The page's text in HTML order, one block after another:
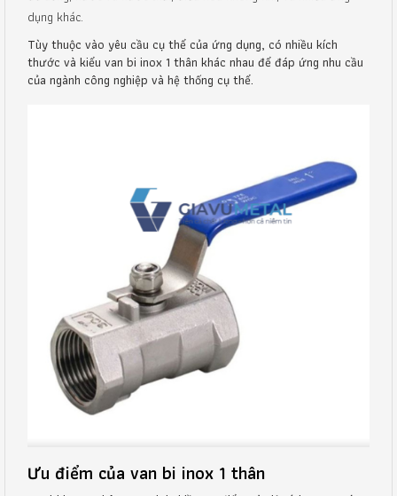
dụng khác.
Tùy thuộc vào yêu cầu cụ thể của ứng dụng, có nhiều kích
thước và kiểu van bi inox 1 thân khác nhau để đáp ứng nhu cầu
của ngành công nghiệp và hệ thống cụ thể.
Ưu điểm của van bi inox 1 thân